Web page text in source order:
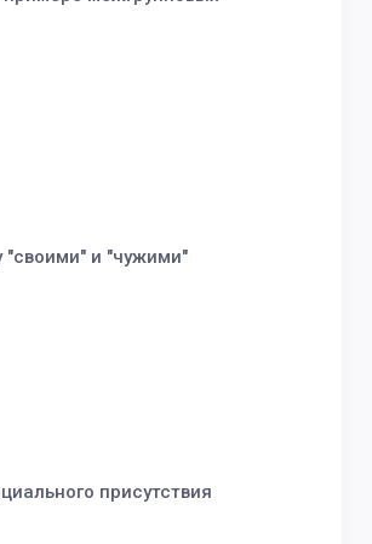
"своими" и "чужими"
присутствия